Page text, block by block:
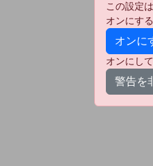
この設定
オンにす
オンに
オンにし
警告を